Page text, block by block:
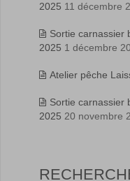
2025 11 décembre
Sortie carnassier
2025 1 décembre
Atelier pêche
Sortie carnassier
2025 20 novembre